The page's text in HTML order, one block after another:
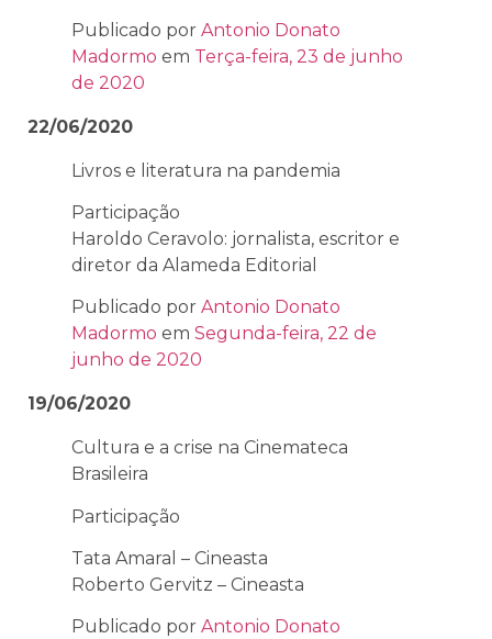
Publicado por Antonio Donato
Madormo em Terça-feira, 23 de junho
de 2020
22/06/2020
Livros e literatura na pandemia
Participação
Haroldo Ceravolo: jornalista, escritor e
diretor da Alameda Editorial
Publicado por Antonio Donato
Madormo em Segunda-feira, 22 de
junho de 2020
19/06/2020
Cultura e a crise na Cinemateca
Brasileira
Participação
Tata Amaral – Cineasta
Roberto Gervitz – Cineasta
Publicado por Antonio Donato